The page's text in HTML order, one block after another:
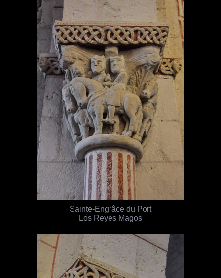
Sainte-Engrâce du Port
Los Reyes Magos